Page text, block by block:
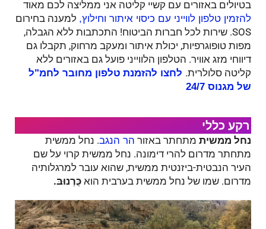
בטיולים באזורים עם קשיי קליטה אני ממליצה לכם מאוד
להזמין טלפון לווייני עם כיסוי איתור וחילוץ, למענה בחירום
SOS. שירות לכל חברות הביטוח! התכתבות ללא הגבלה,
מפות טופוגרפיות, יכולת איתור ומעקב מרחוק, תקבלו גם
דיווחי מזג אוויר. הטלפון הלווייני פועל גם באזורים ללא
קליטה סלולרית. לחצו להזמנת טלפון מחובר לחמ"ל
של מגנוס 24/7
רקע כללי
נחל ממשית מתחתר באזור הר הנגב. נחל ממשית
מתחתר מדרום להרי דימונה. נחל ממשית קרוי על שם
העיר הנבטית-ביזנטית ממשית, שהוא עובר למרגלותיה
מדרום. שמו של נחל ממשית בערבית הוא כֻּרְנוּבּ.